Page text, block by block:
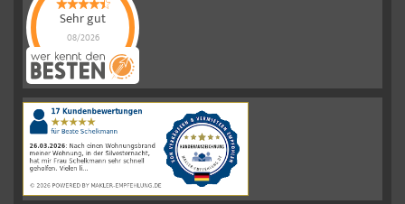
Sehr gut
08/2026
Schelkmann
Immobilienhat
|110Schelkmann
ImmobilienBewertungen
auf
werkenntdenBESTEN.de